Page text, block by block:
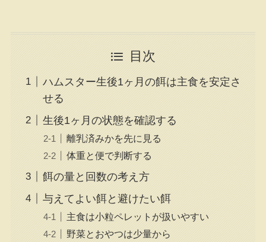
目次
ハムスター生後1ヶ月の餌は主食を安定さ
せる
生後1ヶ月の状態を確認する
離乳済みかを先に見る
体重と便で判断する
餌の量と回数の考え方
与えてよい餌と避けたい餌
主食は小粒ペレットが扱いやすい
野菜とおやつは少量から